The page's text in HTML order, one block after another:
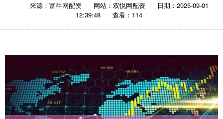
来源：富牛网配资 网站：双悦网配资
日期：2025-09-01
12:39:48
查看：114